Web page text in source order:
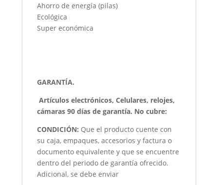
Ahorro de energía (pilas)
Ecológica
Super económica
GARANTÍA.
Artículos electrónicos, Celulares, relojes,
cámaras 90 días de garantía. No cubre:
CONDICIÓN: Que el producto cuente con
su caja, empaques, accesorios y factura o
documento equivalente y que se encuentre
dentro del periodo de garantía ofrecido.
Adicional, se debe enviar